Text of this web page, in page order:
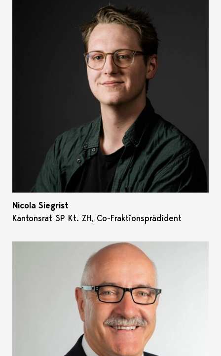
Nicola Siegrist
Kantonsrat SP Kt. ZH, Co-Fraktionsprädident